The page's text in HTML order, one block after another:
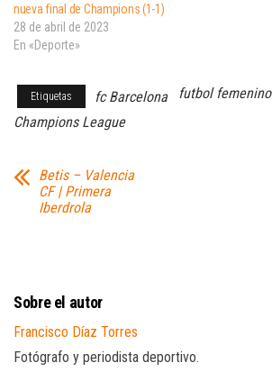
nueva final de Champions (1-1)
28 de abril de 2023
En «Deporte»
Etiquetas fc Barcelona futbol femenino
Champions League
Betis – Valencia
CF | Primera
Iberdrola
Sobre el autor
Francisco Díaz Torres
Fotógrafo y periodista deportivo.